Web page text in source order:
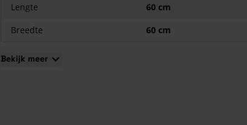
Voorzien van afstandhouders;
Leverbaar in vele kleuren.
Lengte
60 cm
Breedte
60 cm
Bekijk meer